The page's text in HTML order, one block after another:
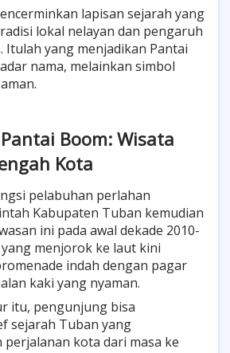
lapisan sejarah yang
lokal nelayan dan pengaruh
Itulah yang menjadikan Pantai
nama, melainkan simbol
Boom: Wisata
Kota
pelabuhan perlahan
Kabupaten Tuban kemudian
ini pada awal dekade 2010-
menjorok ke laut kini
indah dengan pagar
kaki yang nyaman.
itu, pengunjung bisa
sejarah Tuban yang
kota dari masa ke